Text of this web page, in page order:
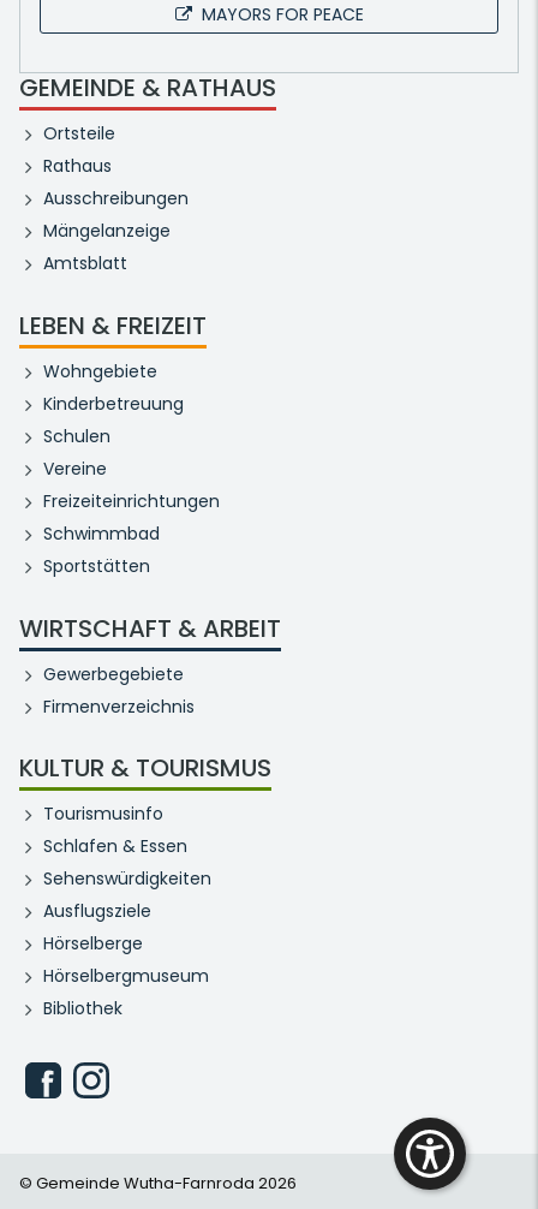
MAYORS FOR PEACE
GEMEINDE & RATHAUS
Ortsteile
Rathaus
Ausschreibungen
Mängelanzeige
Amtsblatt
LEBEN & FREIZEIT
Wohngebiete
Kinderbetreuung
Schulen
Vereine
Freizeiteinrichtungen
Schwimmbad
Sportstätten
WIRTSCHAFT & ARBEIT
Gewerbegebiete
Firmenverzeichnis
KULTUR & TOURISMUS
Tourismusinfo
Schlafen & Essen
Sehenswürdigkeiten
Ausflugsziele
Hörselberge
Hörselbergmuseum
Bibliothek
© Gemeinde Wutha-Farnroda 2026